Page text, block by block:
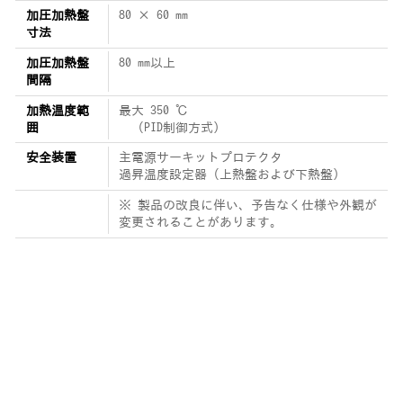
加圧加熱盤
寸法
80 × 60 mm
加圧加熱盤
間隔
80 mm以上
加熱温度範
囲
最大 350 ℃
（PID制御方式）
安全装置
主電源サーキットプロテクタ
過昇温度設定器（上熱盤および下熱盤）
※ 製品の改良に伴い、予告なく仕様や外観が
変更されることがあります。